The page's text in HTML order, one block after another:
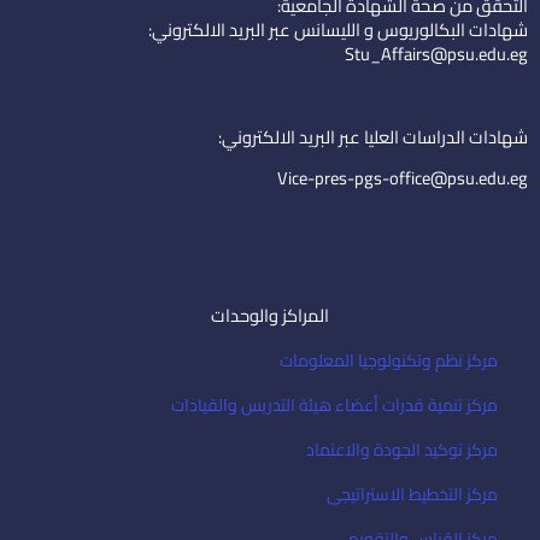
-
e
i
l
u
b
e
d
شهادات البكالوريوس و الليسانس عبر البريد الالكتروني:
Stu_Affairs@psu.edu.eg
شهادات الدراسات العليا عبر البريد الالكتروني:
Vice-pres-pgs-office@psu.edu.eg
المراكز والوحدات
مركز نظم وتكنولوجيا المعلومات
مركز تنمية قدرات أعضاء هيئة التدريس والقيادات
مركز توكيد الجودة والاعتماد
مركز التخطيط الاستراتيجى